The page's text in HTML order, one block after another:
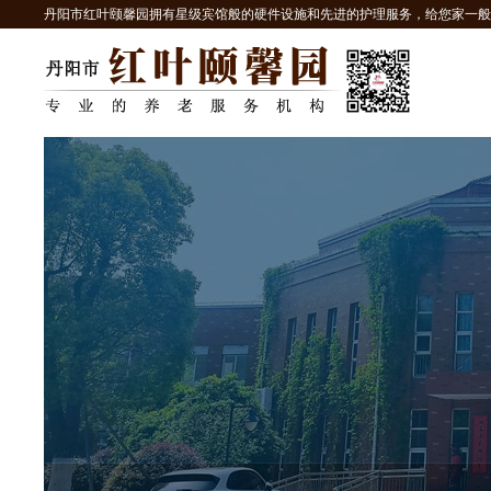
丹阳市红叶颐馨园拥有星级宾馆般的硬件设施和先进的护理服务，给您家一